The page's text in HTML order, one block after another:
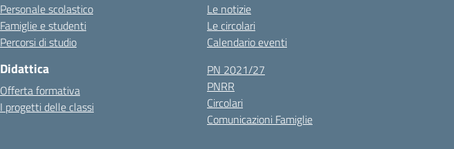
Personale scolastico
Famiglie e studenti
Percorsi di studio
Didattica
Offerta formativa
I progetti delle classi
Le notizie
Le circolari
Calendario eventi
PN 2021/27
PNRR
Circolari
Comunicazioni Famiglie